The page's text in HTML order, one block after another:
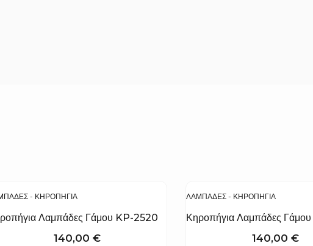
- ΚΗΡΟΠΉΓΙΑ
Λαμπάδες Γάμου KP-2520
140,00 €
ΛΑΜΠΆΔΕΣ - ΚΗΡΟΠΉΓΙΑ
Κηροπήγια Λαμπάδες
140,00 €